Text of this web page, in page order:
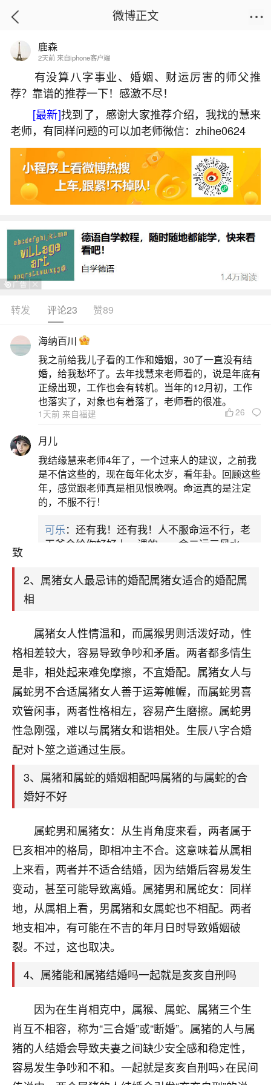
首页
属猪的不能与属什么合婚？
2026-06-03 12:32:23 13 5 赞
生活中像属猪的不能与属什么合婚？都是很常
见的问题，但是小问题不注意可能会引起大麻烦，
下面就这个问题给大家做一些解读：
1、属猪结婚忌讳什么属相
属猪的人在结婚时，通常忌讳与属蛇的人结
合，因为根据传统生肖配对理论，猪和蛇属于相冲
的属相，可能会导致婚姻生活中的矛盾和不和谐。
这一观点源于中国传统文化中关于生肖之间的相生
相克关系。具体来说，十二生肖之间存在相合、相
害、相冲等不同的相互作用，而猪（亥）与蛇
（巳）正好形成“巳亥相冲”的格局。这种相冲可能导
致
2、属猪女人最忌讳的婚配属猪女适合的婚配属
相
属猪女人性情温和，而属猴男则活泼好动，性
格相差较大，容易导致争吵和矛盾。两者都多情生
是非，相处起来难免摩擦，不宜婚配。属猪女人与
属蛇男不合适属猪女人善于运筹帷幄，而属蛇男喜
欢管闲事，两者性格相左，容易产生磨擦。属蛇男
性急刚强，难以与属猪女和谐相处。生辰八字合婚
配对卜筮之道通过生辰。
3、属猪和属蛇的婚姻相配吗属猪的与属蛇的合
婚好不好
属蛇男和属猪女：从生肖角度来看，两者属于
巳亥相冲的格局，即相冲主不合。这意味着从属相
上来看，两者并不适合结婚，因为结婚后容易发生
变动，甚至可能导致离婚。属猪男和属蛇女：同样
地，从属相上看，男属猪和女属蛇也不相配。两者
地支相冲，有可能在不吉的年月日时导致婚姻破
裂。不过，这也取决。
4、属猪能和属猪结婚吗一起就是亥亥自刑吗
因为在生肖相克中，属猴、属蛇、属猪三个生
肖互不相容，称为“三合婚”或“断婚”。属猪的人与属
猪的人结婚会导致夫妻之间缺少安全感和稳定性，
容易发生争吵和不和。一起就是亥亥自刑吗>在民间
微博正文
鹿森
2天前 来自iphone客户端
有没算八字事业、婚姻、财运厉害的师父推
荐？靠谱的推荐一下！感激不尽！
[最新]找到了，感谢大家推荐介绍，我找的慧来
老师，有同样问题的可以加老师微信：zhihe0624
转发 评论23 赞89
海纳百川
我之前给我儿子看的工作和婚姻，30了一直没有结
婚，给我愁坏了。去年找慧来老师看的，说是年底有
正缘出现，工作也会有转机。当年的12月初，工作
也落实了，对象也有着落了，老师看的很准。
1天前 来自福建 26
月儿
我结缘慧来老师4年了，一个过来人的建议，之前我
是不信这些的，现在每年化太岁，看年卦。回顾这些
年，感觉跟老师真是相见恨晚啊。命运真的是注定
的，不服不行！
可乐：还有我！还有我！人不服命运不行，老
天爷会给你好好上一课的。一命二运三风水，
平安是福：我也是每年找老师化太岁，看年
卦，认识老师3年了，都是缘分啊！
心若莲花
我是做餐饮的，这两年，生意屡屡受挫，店开一家关
一家，要么生意不好，生意好的就出事。前些年攒的
家底快败光了，真是倒霉！我也想找人看看到底怎么
回事？
鹿森 ：你可以找老师看看，人有时不服命不行
啊！
太阳当空赵：我也做餐饮的，生意不算大，但
是我从找店开始都是找慧来老师跟进的，选
址、风水、还有开业日子，哪哪都看了，虽然
大环境不好，但是我家生意还可以，前几天又
2小时前 来自海南
梦醒时分
我女儿高二叛逆，大半年不上学，一说她就要死要活
的，把我们两口子愁的不行，朋友给我推荐的慧来老
师，一开始我是病急乱投医，这半年来，法事一个个
做完，我女儿跟变了个人一样，不期望她能考多好的
大学，只要能安安稳稳的把书读了，身体心理都健健
3小时前 来自河北 16
付深
我是公司人事调整，有升迁机会，但同时竞争的我们
三个，找老师的时候是抱着侥幸心理，没想到老师看